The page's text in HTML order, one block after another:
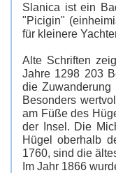
Slanica ist ein
"Picigin"
für kleinere
Alte Schriften
Jahre 1298 203
die
Besonders
am Füße des
der Insel. Die
Hügel oberhalb
1760, sind die
Im Jahr 1866